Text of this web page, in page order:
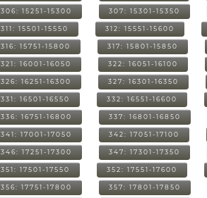
306: 15251-15300 307: 15301-15350
311: 15501-15550 312: 15551-15600
316: 15751-15800 317: 15801-15850
321: 16001-16050 322: 16051-16100
326: 16251-16300 327: 16301-16350
331: 16501-16550 332: 16551-16600
336: 16751-16800 337: 16801-16850
341: 17001-17050 342: 17051-17100
346: 17251-17300 347: 17301-17350
351: 17501-17550 352: 17551-17600
356: 17751-17800 357: 17801-17850